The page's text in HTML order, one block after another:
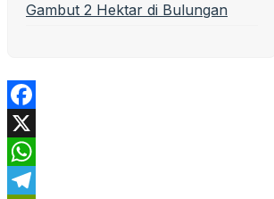
Gambut 2 Hektar di Bulungan
Facebook
X
WhatsApp